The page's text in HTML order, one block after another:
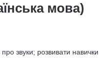
мова)
звуки; розвивати навички